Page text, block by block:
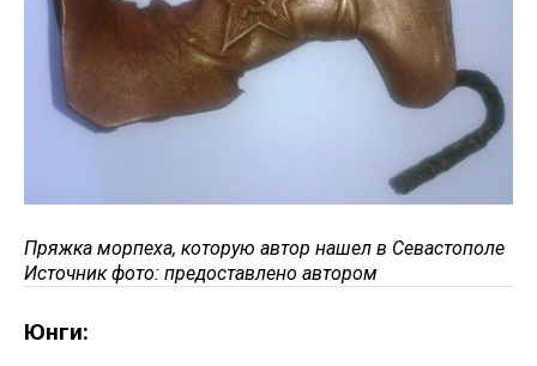
Пряжка морпеха, которую автор нашел в Севастополе
Источник фото: предоставлено автором
Юнги: